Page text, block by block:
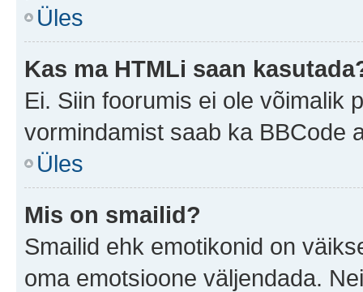
Üles
Kas ma HTMLi saan
Ei. Siin foorumis ei ole võimalik
vormindamist saab ka BBCode
Üles
Mis on smailid?
Smailid ehk emotikonid on
oma emotsioone väljendada.